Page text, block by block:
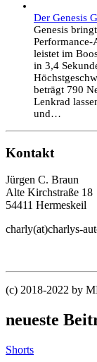
Der Genesis
Genesis
Performance-
leistet im
in 3,4
beträgt 790
Lenkrad
und…
Kontakt
Jürgen C. Braun
Alte Kirchstraße 18
54411 Hermeskeil
charly(at)charlys-
(c) 2018-2022 by
neueste
Shorts